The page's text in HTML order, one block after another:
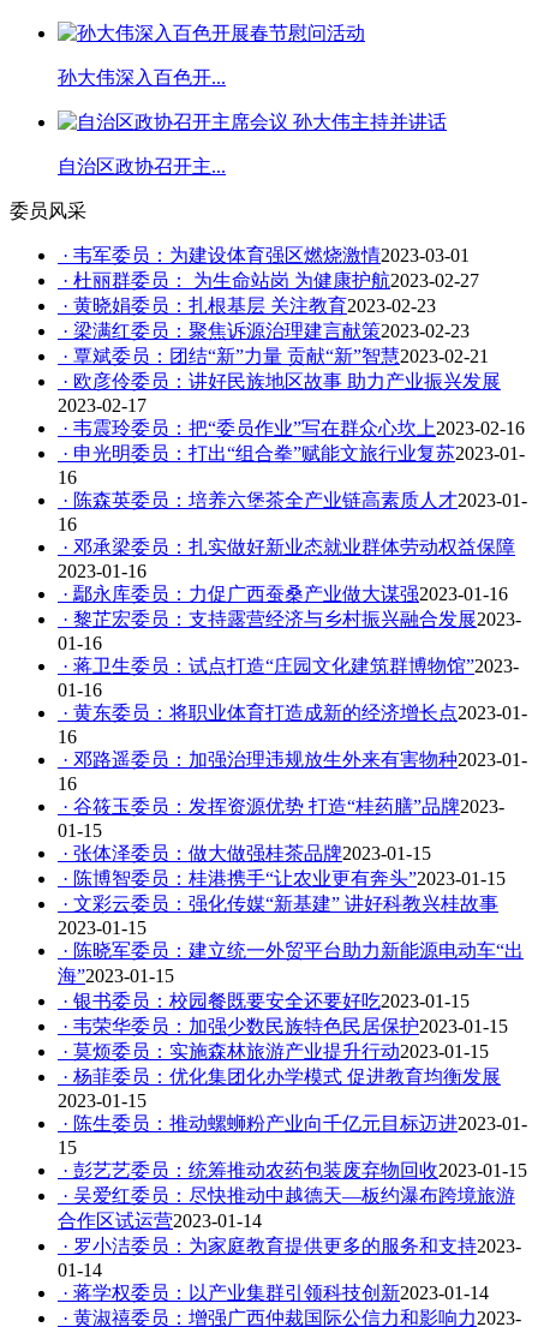
孙大伟深入百色开...
自治区政协召开主...
委员风采
· 韦军委员：为建设体育强区燃烧激情2023-03-01
· 杜丽群委员： 为生命站岗 为健康护航2023-02-27
· 黄晓娟委员：扎根基层 关注教育2023-02-23
· 梁满红委员：聚焦诉源治理建言献策2023-02-23
· 覃斌委员：团结“新”力量 贡献“新”智慧2023-02-21
· 欧彦伶委员：讲好民族地区故事 助力产业振兴发展
2023-02-17
· 韦震玲委员：把“委员作业”写在群众心坎上2023-02-16
· 申光明委员：打出“组合拳”赋能文旅行业复苏2023-01-
16
· 陈森英委员：培养六堡茶全产业链高素质人才2023-01-
16
· 邓承梁委员：扎实做好新业态就业群体劳动权益保障
2023-01-16
· 鄢永库委员：力促广西蚕桑产业做大谋强2023-01-16
· 黎芷宏委员：支持露营经济与乡村振兴融合发展2023-
01-16
· 蒋卫生委员：试点打造“庄园文化建筑群博物馆”2023-
01-16
· 黄东委员：将职业体育打造成新的经济增长点2023-01-
16
· 邓路遥委员：加强治理违规放生外来有害物种2023-01-
16
· 谷筱玉委员：发挥资源优势 打造“桂药膳”品牌2023-
01-15
· 张体泽委员：做大做强桂茶品牌2023-01-15
· 陈博智委员：桂港携手“让农业更有奔头”2023-01-15
· 文彩云委员：强化传媒“新基建” 讲好科教兴桂故事
2023-01-15
· 陈晓军委员：建立统一外贸平台助力新能源电动车“出
海”2023-01-15
· 银书委员：校园餐既要安全还要好吃2023-01-15
· 韦荣华委员：加强少数民族特色民居保护2023-01-15
· 莫烦委员：实施森林旅游产业提升行动2023-01-15
· 杨菲委员：优化集团化办学模式 促进教育均衡发展
2023-01-15
· 陈生委员：推动螺蛳粉产业向千亿元目标迈进2023-01-
15
· 彭艺艺委员：统筹推动农药包装废弃物回收2023-01-15
· 吴爱红委员：尽快推动中越德天—板约瀑布跨境旅游
合作区试运营2023-01-14
· 罗小洁委员：为家庭教育提供更多的服务和支持2023-
01-14
· 蒋学权委员：以产业集群引领科技创新2023-01-14
· 黄淑禧委员：增强广西仲裁国际公信力和影响力2023-